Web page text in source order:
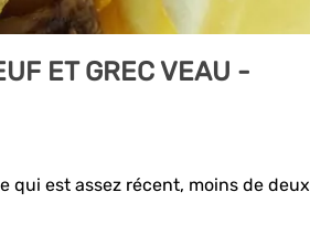
ET GREC VEAU -
qui est assez récent, moins de deux